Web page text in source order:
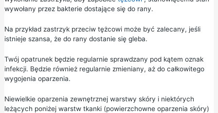
wywołany przez bakterie dostające się do rany.
Na przykład zastrzyk przeciw tężcowi może być zalecany, jeśli
istnieje szansa, że do rany dostanie się gleba.
Twój opatrunek będzie regularnie sprawdzany pod kątem oznak
infekcji. Będzie również regularnie zmieniany, aż do całkowitego
wygojenia oparzenia.
Niewielkie oparzenia zewnętrznej warstwy skóry i niektórych
leżących poniżej warstw tkanki (powierzchowne oparzenia skóry)